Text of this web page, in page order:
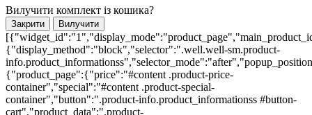
Вилучити комплект із кошика?
Закрити Вилучити
{"display_method":"block","selector":".well.well-sm.product-
{"product_page":{"price":"#content .product-price-
container","special":"#content .product-special-
container","button":".product-info.product_informationss #button-
cart","product_data":".product-